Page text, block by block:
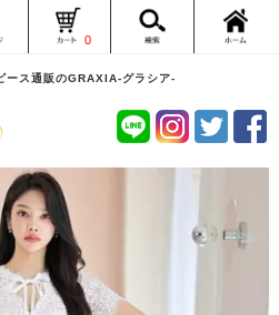
ース通販のGRAXIA-グラシア-
0